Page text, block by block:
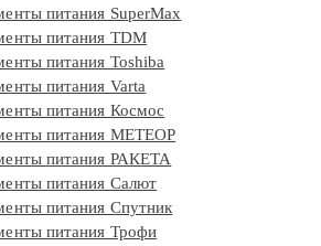
питания SuperMax
питания TDM
питания Toshiba
питания Varta
питания Космос
питания МЕТЕОР
питания РАКЕТА
питания Салют
питания Спутник
питания Трофи